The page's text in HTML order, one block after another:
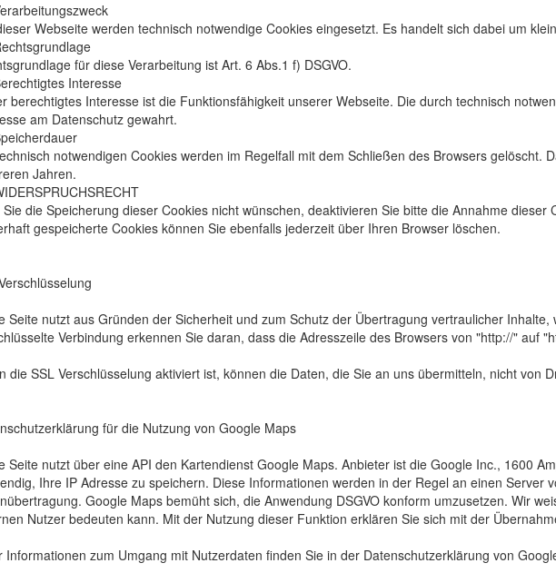
Webseite werden technisch notwendige Cookies eingesetzt. Es handelt sich dabei um
für diese Verarbeitung ist Art. 6 Abs.1 f) DSGVO.
Interesse
berechtigtes Interesse ist die Funktionsfähigkeit unserer Webseite. Die durch technisch
am Datenschutz gewahrt.
notwendigen Cookies werden im Regelfall mit dem Schließen des Browsers
Jahren.
Sie die Speicherung dieser Cookies nicht wünschen, deaktivieren Sie bitte die Annahme
gespeicherte Cookies können Sie ebenfalls jederzeit über Ihren Browser löschen.
Seite nutzt aus Gründen der Sicherheit und zum Schutz der Übertragung vertraulicher
Verbindung erkennen Sie daran, dass die Adresszeile des Browsers von "http://" auf
die SSL Verschlüsselung aktiviert ist, können die Daten, die Sie an uns übermitteln, nicht von
für die Nutzung von Google Maps
Seite nutzt über eine API den Kartendienst Google Maps. Anbieter ist die Google Inc., 1600
Ihre IP Adresse zu speichern. Diese Informationen werden in der Regel an einen
Google Maps bemüht sich, die Anwendung DSGVO konform umzusetzen. Wir
Nutzer bedeuten kann. Mit der Nutzung dieser Funktion erklären Sie sich mit der
Informationen zum Umgang mit Nutzerdaten finden Sie in der Datenschutzerklärung von